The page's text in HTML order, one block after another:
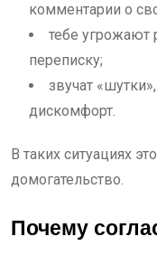
комментарии о
тебе угрожают
переписку;
звучат
дискомфорт.
В таких ситуациях
домогательство.
Почему